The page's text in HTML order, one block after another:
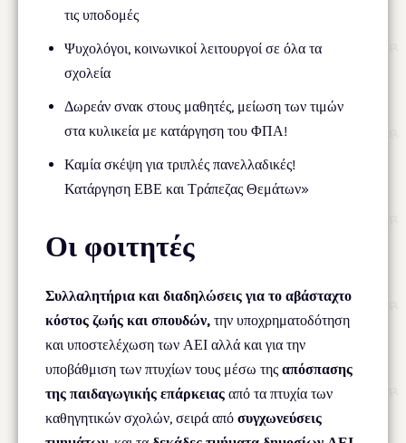
τις υποδομές
Ψυχολόγοι, κοινωνικοί λειτουργοί σε όλα τα
σχολεία
Δωρεάν σνακ στους μαθητές, μείωση των τιμών
στα κυλικεία με κατάργηση του ΦΠΑ!
Καμία σκέψη για τριπλές πανελλαδικές!
Κατάργηση ΕΒΕ και Τράπεζας Θεμάτων»
Οι φοιτητές
Συλλαλητήρια και διαδηλώσεις για το αβάσταχτο
κόστος ζωής και σπουδών, την υποχρηματοδότηση
και υποστελέχωση των ΑΕΙ αλλά και για την
υποβάθμιση των πτυχίων τους μέσω της απόσπασης
της παιδαγωγικής επάρκειας από τα πτυχία των
καθηγητικών σχολών, σειρά από συγχωνεύσεις